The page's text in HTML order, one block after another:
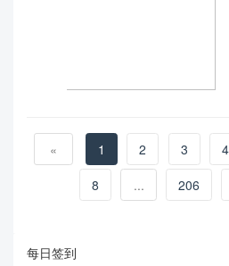
« 1 2 3 4
8
... 206
每日签到